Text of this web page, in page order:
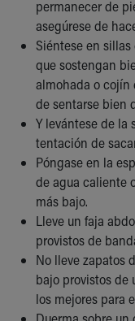
Our History
More childhood,
Cincinnati Children's
Your Visit
MyChart
Directions
Doggie Brigade
During Your Visit
Financial Services
Rest
Visiting
Gift Shop
Department of
Health Info
Health Information
Healthy Info,
permanecer de
asegúrese de
Siéntese en
que sostengan
almohada o cojín
de sentarse bien
Y levántese de la
tentación de
Póngase en la
de agua caliente
más bajo.
Lleve un faja
provistos de
No lleve zapatos
bajo provistos de
los mejores para